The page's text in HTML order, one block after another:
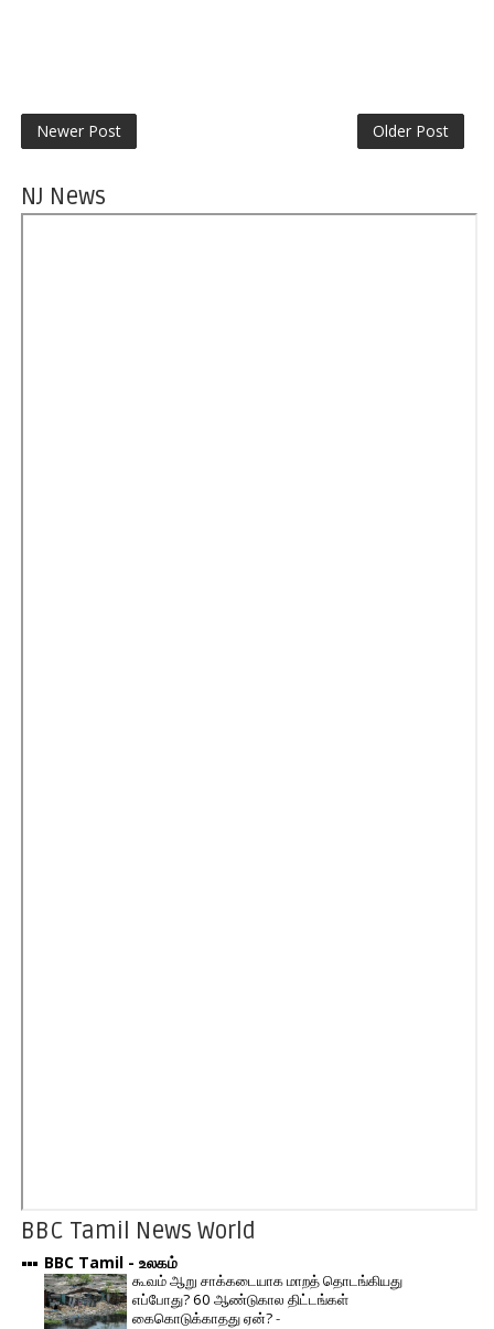
Newer Post Older Post
NJ News
BBC Tamil News World
BBC Tamil - உலகம்
கூவம் ஆறு சாக்கடையாக மாறத் தொடங்கியது
எப்போது? 60 ஆண்டுகால திட்டங்கள்
கைகொடுக்காதது ஏன்?-